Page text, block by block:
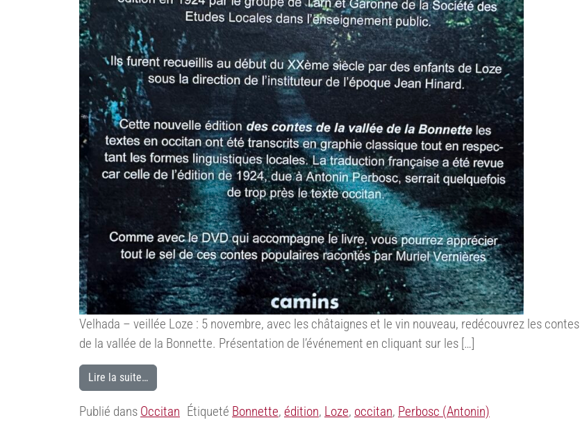
Velhada – veillée Loze : 5 novembre, avec les châtaignes et le vin nouveau, redécouvrez les contes
de la vallée de la Bonnette. Présentation de l’événement en cliquant sur les […]
Lire la suite…
Publié dans Occitan Étiqueté Bonnette, édition, Loze, occitan, Perbosc (Antonin)